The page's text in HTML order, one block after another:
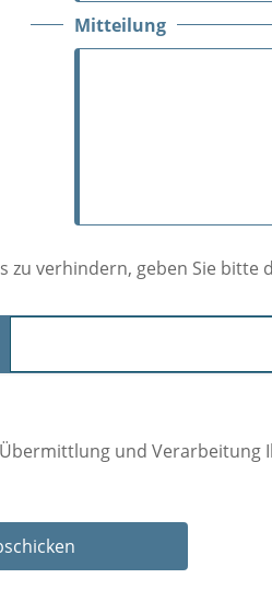
Mitteilung
verhindern, geben Sie bitte
und Verarbeitung